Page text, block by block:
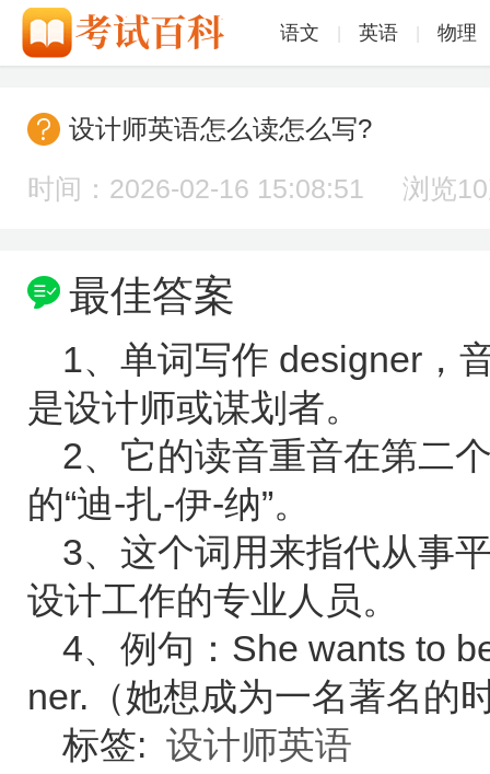
语文 英语 物理
设计师英语怎么读怎么写?
时间：2026-02-16 15:08:51 浏览
最佳答案
1、单词写作 designer，
是设计师或谋划者。
2、它的读音重音在第二
的“迪-扎-伊-纳”。
3、这个词用来指代从事
设计工作的专业人员。
4、例句：She wants to
ner.（她想成为一名著名的
标签: 设计师英语